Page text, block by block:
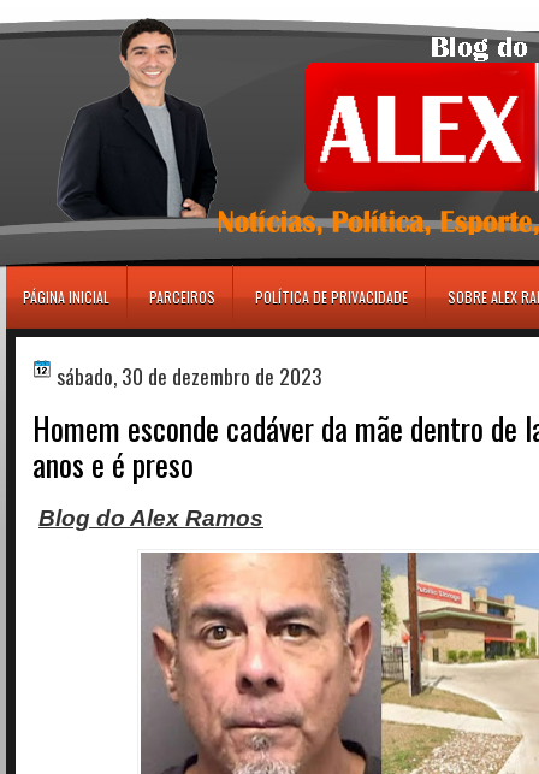
PÁGINA INICIAL PARCEIROS POLÍTICA DE PRIVACIDADE SOBRE ALEX
sábado, 30 de dezembro de 2023
Homem esconde cadáver da mãe dentro de
anos e é preso
Blog do Alex Ramos